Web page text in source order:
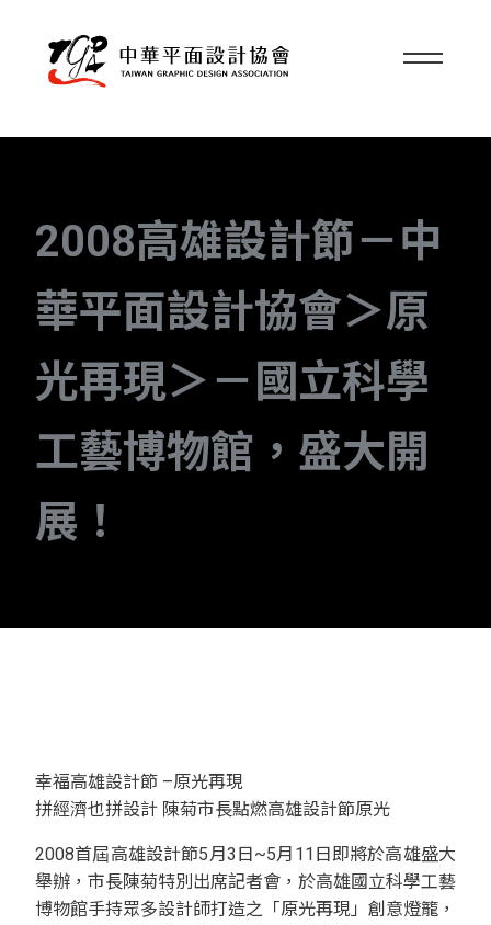
2008高雄設計節－中
華平面設計協會＞原
光再現＞－國立科學
工藝博物館，盛大開
展！
幸福高雄設計節 –原光再現
拼經濟也拼設計 陳菊市長點燃高雄設計節原光
2008首屆高雄設計節5月3日~5月11日即將於高雄盛大
舉辦，市長陳菊特別出席記者會，於高雄國立科學工藝
博物館手持眾多設計師打造之「原光再現」創意燈籠，